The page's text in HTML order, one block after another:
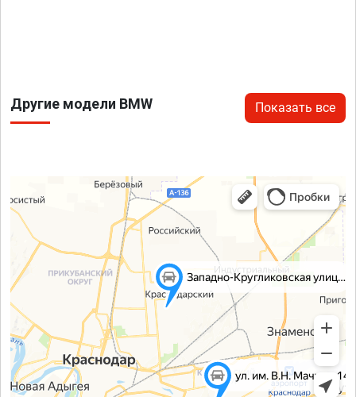
Другие модели BMW Показать все